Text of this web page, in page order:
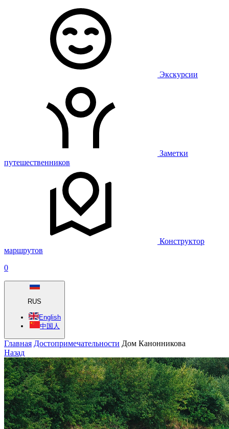
Экскурсии
Заметки
путешественников
Конструктор
маршрутов
0
RUS
English
中国人
Главная Достопримечательности Дом Канонникова
Назад